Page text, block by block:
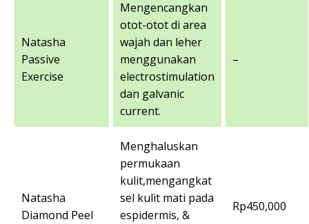
Natasha
Passive
Exercise
Mengencangkan
otot-otot di area
wajah dan leher
menggunakan
electrostimulation
dan galvanic
current.
–
Natasha
Diamond Peel
Menghaluskan
permukaan
kulit,mengangkat
sel kulit mati pada
espidermis, &
Rp450,000